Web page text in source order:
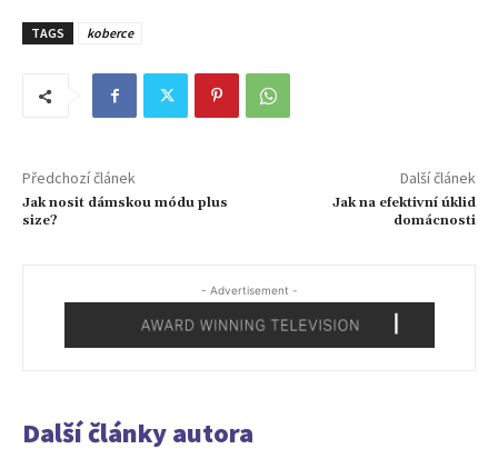
TAGS koberce
Předchozí článek
Jak nosit dámskou módu plus
size?
Další článek
Jak na efektivní úklid
domácnosti
- Advertisement -
Další články autora